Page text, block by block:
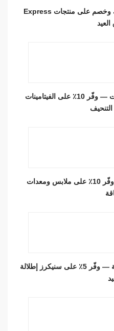
كوبون نون للتسوق — كاش باك وخصم على منتجات Express
كوبون دكتور نيوتريشن للمكملات — وفّر 10٪ على الفيتامينات
كوبون جو سبورت للرياضة — وفّر 10٪ على ملابس ومعدات
كوبون فوت لوكر للأحذية الرياضية — وفّر 5٪ على سنيكرز إطلالة